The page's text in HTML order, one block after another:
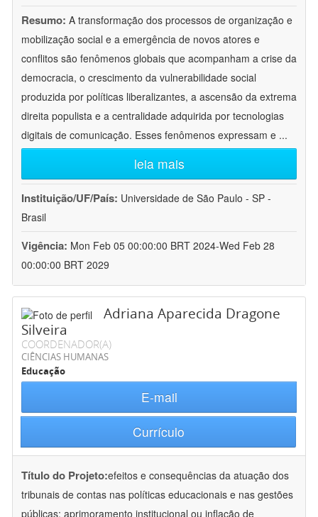
Resumo: A transformação dos processos de organização e
mobilização social e a emergência de novos atores e
conflitos são fenômenos globais que acompanham a crise da
democracia, o crescimento da vulnerabilidade social
produzida por políticas liberalizantes, a ascensão da extrema
direita populista e a centralidade adquirida por tecnologias
digitais de comunicação. Esses fenômenos expressam e ...
leia mais
Instituição/UF/País: Universidade de São Paulo - SP -
Brasil
Vigência: Mon Feb 05 00:00:00 BRT 2024-Wed Feb 28
00:00:00 BRT 2029
Adriana Aparecida Dragone
Silveira
COORDENADOR(A)
CIÊNCIAS HUMANAS
Educação
E-mail
Currículo
Título do Projeto:efeitos e consequências da atuação dos
tribunais de contas nas políticas educacionais e nas gestões
públicas: aprimoramento institucional ou inflação de